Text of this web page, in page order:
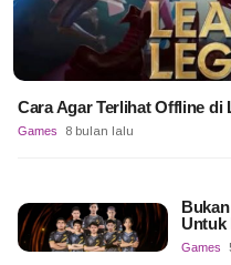
Cara Agar Terlihat Offline di
Games 8 bulan lalu
Untuk
Games